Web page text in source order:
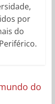
por
do
do